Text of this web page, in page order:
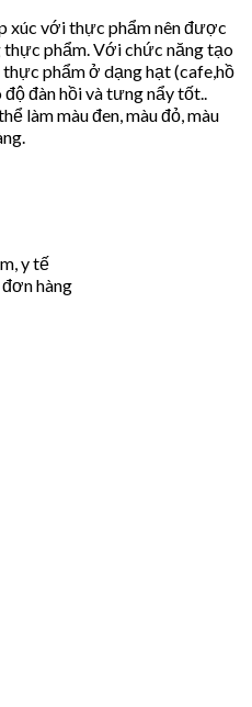
xúc với thực phẩm nên được
thực phẩm. Với chức năng tạo
phẩm ở dạng hạt (cafe,hồ
đàn hồi và tưng nẩy tốt..
làm màu đen, màu đỏ, màu
y tế
hàng